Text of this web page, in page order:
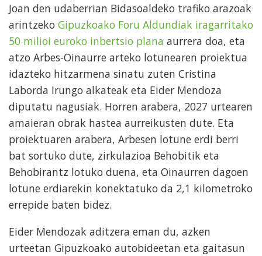
Joan den udaberrian Bidasoaldeko trafiko arazoak
arintzeko Gipuzkoako Foru Aldundiak iragarritako
50 milioi euroko inbertsio plana aurrera doa, eta
atzo Arbes-Oinaurre arteko lotunearen proiektua
idazteko hitzarmena sinatu zuten Cristina
Laborda Irungo alkateak eta Eider Mendoza
diputatu nagusiak. Horren arabera, 2027 urtearen
amaieran obrak hastea aurreikusten dute. Eta
proiektuaren arabera, Arbesen lotune erdi berri
bat sortuko dute, zirkulazioa Behobitik eta
Behobirantz lotuko duena, eta Oinaurren dagoen
lotune erdiarekin konektatuko da 2,1 kilometroko
errepide baten bidez.
Eider Mendozak aditzera eman du, azken
urteetan Gipuzkoako autobideetan eta gaitasun